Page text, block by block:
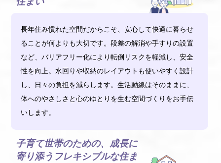
長年住み慣れた空間だからこそ、安心して快適に暮らせ
ることが何よりも大切です。段差の解消や手すりの設置
など、バリアフリー化により転倒リスクを軽減し、安全
性を向上。水回りや収納のレイアウトも使いやすく設計
し、日々の負担を減らします。生活動線はそのままに、
体へのやさしさと心のゆとりを生む空間づくりをお手伝
いします。
子育て世帯のための、成長に
寄り添うフレキシブルな住ま